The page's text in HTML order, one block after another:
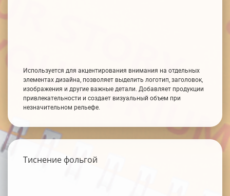
Используется для акцентирования внимания на отдельных
элементах дизайна, позволяет выделить логотип, заголовок,
изображения и другие важные детали. Добавляет продукции
привлекательности и создает визуальный объем при
незначительном рельефе.
Тиснение фольгой